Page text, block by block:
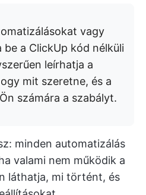
vagy
be a ClickUp kód nélküli
leírhatja a
mit szeretne, és a
számára a szabályt.
minden automatizálás
valami nem működik a
láthatja, mi történt, és